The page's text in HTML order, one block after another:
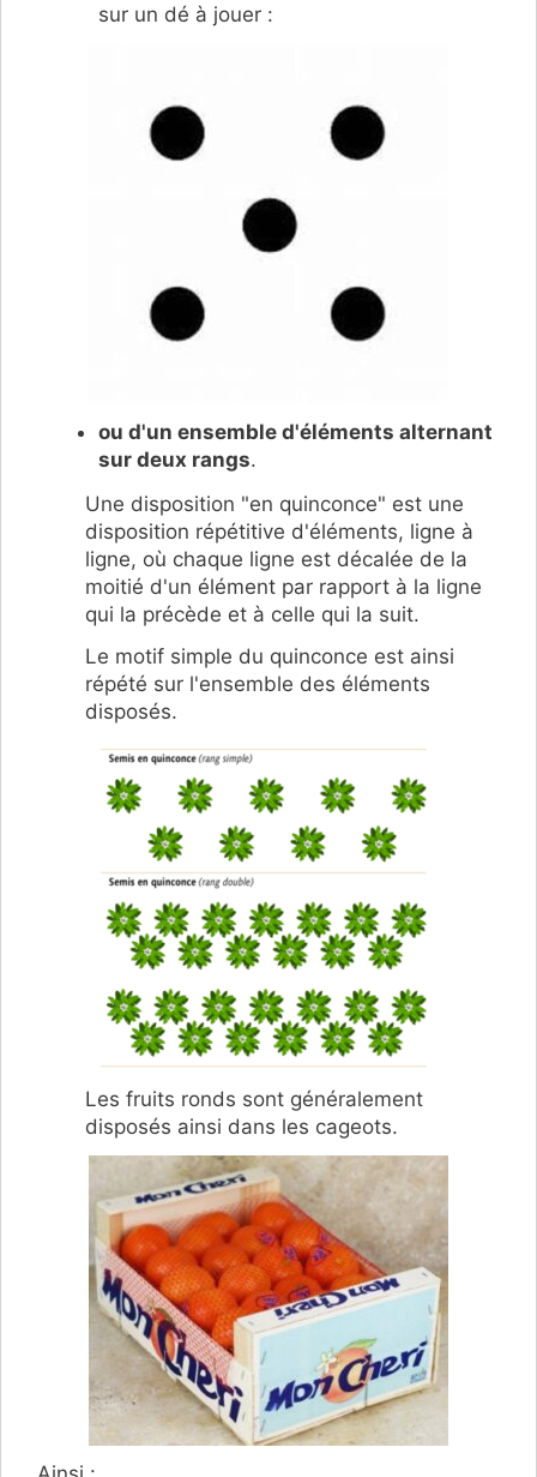
sur un dé à jouer :
ou d'un ensemble d'éléments alternant
sur deux rangs.
Une disposition "en quinconce" est une
disposition répétitive d'éléments, ligne à
ligne, où chaque ligne est décalée de la
moitié d'un élément par rapport à la ligne
qui la précède et à celle qui la suit.
Le motif simple du quinconce est ainsi
répété sur l'ensemble des éléments
disposés.
Les fruits ronds sont généralement
disposés ainsi dans les cageots.